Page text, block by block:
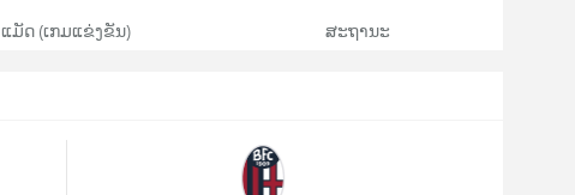
ແມັດ (ເກມແຂ່ງຂັນ) ສະຖານະ